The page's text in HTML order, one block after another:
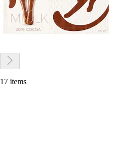
17 items